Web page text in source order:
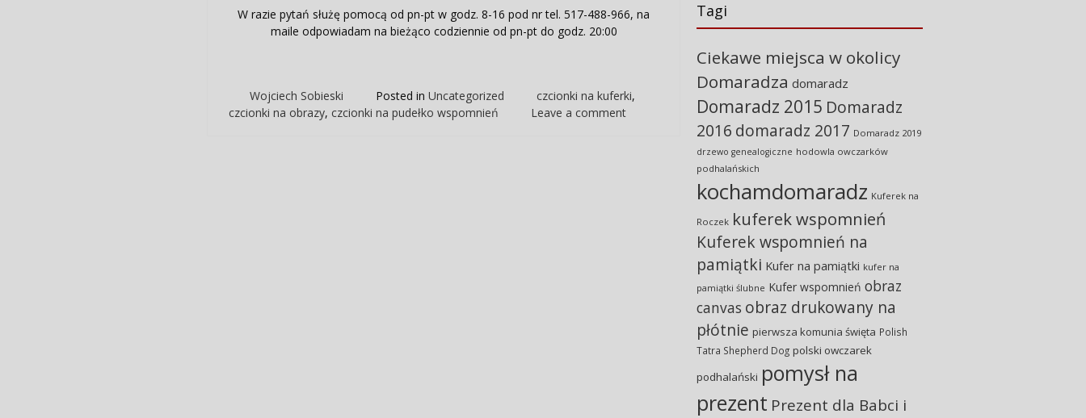
W razie pytań służę pomocą od pn-pt w godz. 8-16 pod nr tel. 517-488-966, na
maile odpowiadam na bieżąco codziennie od pn-pt do godz. 20:00
Wojciech Sobieski Posted in Uncategorized czcionki na kuferki,
czcionki na obrazy, czcionki na pudełko wspomnień Leave a comment
Tagi
Ciekawe miejsca w okolicy
Domaradza domaradz
Domaradz 2015 Domaradz
2016 domaradz 2017 Domaradz 2019
drzewo genealogiczne hodowla owczarków
podhalańskich
kochamdomaradz Kuferek na
Roczek kuferek wspomnień
Kuferek wspomnień na
pamiątki Kufer na pamiątki kufer na
pamiątki ślubne Kufer wspomnień obraz
canvas obraz drukowany na
płótnie pierwsza komunia święta Polish
Tatra Shepherd Dog polski owczarek
podhalański pomysł na
prezent Prezent dla Babci i